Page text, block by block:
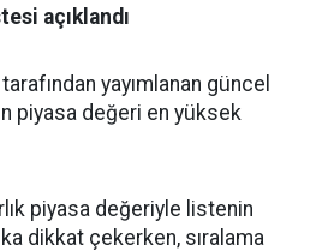
açıklandı
yayımlanan güncel
piyasa değeri en yüksek
piyasa değeriyle listenin
dikkat çekerken, sıralama